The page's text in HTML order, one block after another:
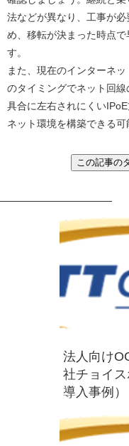
法などが異なり、工事が
め、移転が決まった時点
す。
また、現在のインターネ
のタイミングでネット回
具合に左右されにくい
ネット環境を構築できる可
この記事の
法人向け
社チョイ
導入事例